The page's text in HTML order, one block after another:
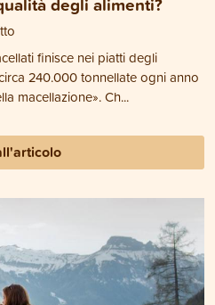
finisce nei piatti degli
240.000 tonnellate ogni anno
macellazione». Ch...